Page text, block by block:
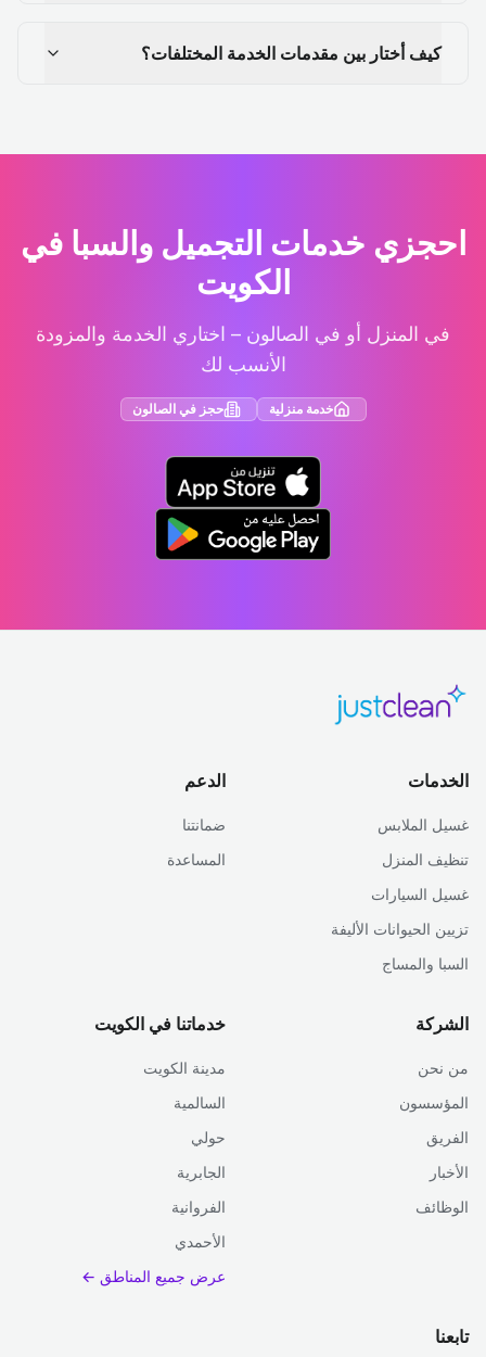
كيف أختار بين مقدمات الخدمة المختلفات؟
احجزي خدمات التجميل والسبا في
الكويت
في المنزل أو في الصالون – اختاري الخدمة والمزودة
الأنسب لك
خدمة منزلية حجز في الصالون
الخدمات
غسيل الملابس
تنظيف المنزل
غسيل السيارات
تزيين الحيوانات الأليفة
السبا والمساج
الدعم
ضمانتنا
المساعدة
الشركة
من نحن
المؤسسون
الفريق
الأخبار
الوظائف
خدماتنا في الكويت
مدينة الكويت
السالمية
حولي
الجابرية
الفروانية
الأحمدي
عرض جميع المناطق ←
تابعنا